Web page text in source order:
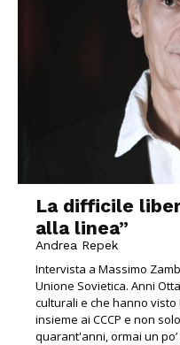
La difficile
alla linea”
Andrea Repek
Intervista a Massimo Zamboni, CCCP
Unione Sovietica. Anni
culturali e che hanno
insieme ai CCCP e non
quarant'anni, ormai un po’